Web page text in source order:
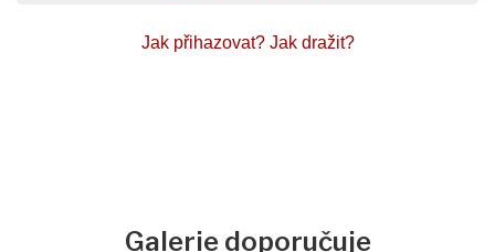
Jak přihazovat? Jak dražit?
Galerie doporučuje